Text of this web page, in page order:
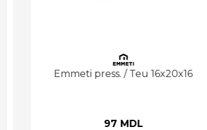
Emmeti press. / Teu 16x20x16
97 MDL